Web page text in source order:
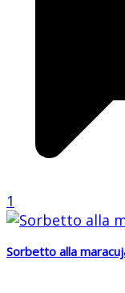
1
Sorbetto alla